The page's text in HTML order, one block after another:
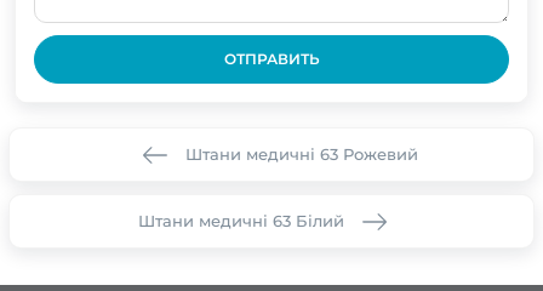
ОТПРАВИТЬ
Штани медичні 63 Рожевий
Штани медичні 63 Білий